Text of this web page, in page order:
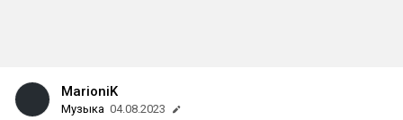
MarioniK
Музыка 04.08.2023